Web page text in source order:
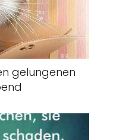
gelungenen